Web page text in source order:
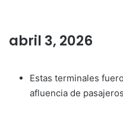
abril 3, 2026
Estas terminales
afluencia de